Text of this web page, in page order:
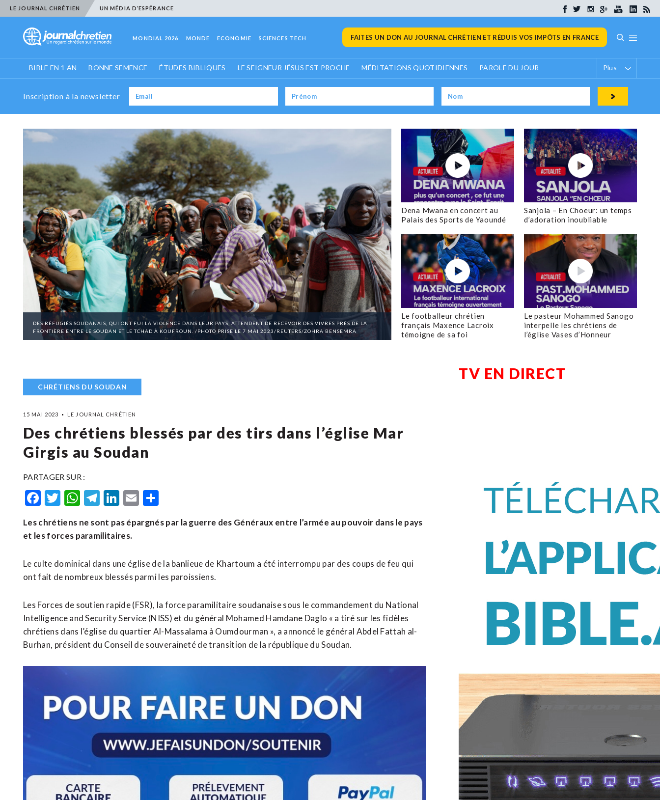
LE JOURNAL CHRÉTIEN UN MÉDIA D’ESPÉRANCE
MONDIAL 2026 MONDE ECONOMIE SCIENCES TECH FAITES UN DON AU JOURNAL CHRÉTIEN ET RÉDUIS VOS IMPÔTS EN FRANCE
BIBLE EN 1 AN BONNE SEMENCE ÉTUDES BIBLIQUES LE SEIGNEUR JÉSUS EST PROCHE MÉDITATIONS QUOTIDIENNES PAROLE DU JOUR Plus
Inscription à la newsletter
DES RÉFUGIÉS SOUDANAIS, QUI ONT FUI LA VIOLENCE DANS LEUR PAYS, ATTENDENT DE RECEVOIR DES VIVRES PRÈS DE LA
FRONTIÈRE ENTRE LE SOUDAN ET LE TCHAD À KOUFROUN. /PHOTO PRISE LE 7 MAI 2023/REUTERS/ZOHRA BENSEMRA
Dena Mwana en concert au
Palais des Sports de Yaoundé
Sanjola – En Choeur: un temps
d’adoration inoubliable
Le footballeur chrétien
français Maxence Lacroix
témoigne de sa foi
Le pasteur Mohammed Sanogo
interpelle les chrétiens de
l’église Vases d’Honneur
CHRÉTIENS DU SOUDAN
15 MAI 2023 LE JOURNAL CHRÉTIEN
Des chrétiens blessés par des tirs dans l’église Mar
Girgis au Soudan
PARTAGER SUR :
Facebook
Twitter
WhatsApp
Telegram
LinkedIn
Email
Les chrétiens ne sont pas épargnés par la guerre des Généraux entre l’armée au pouvoir dans le pays
et les forces paramilitaires.
Le culte dominical dans une église de la banlieue de Khartoum a été interrompu par des coups de feu qui
ont fait de nombreux blessés parmi les paroissiens.
Les Forces de soutien rapide (FSR), la force paramilitaire soudanaise sous le commandement du National
Intelligence and Security Service (NISS) et du général Mohamed Hamdane Daglo « a tiré sur les fidèles
chrétiens dans l’église du quartier Al-Massalama à Oumdourman », a annoncé le général Abdel Fattah al-
Burhan, président du Conseil de souveraineté de transition de la république du Soudan.
TV EN DIRECT